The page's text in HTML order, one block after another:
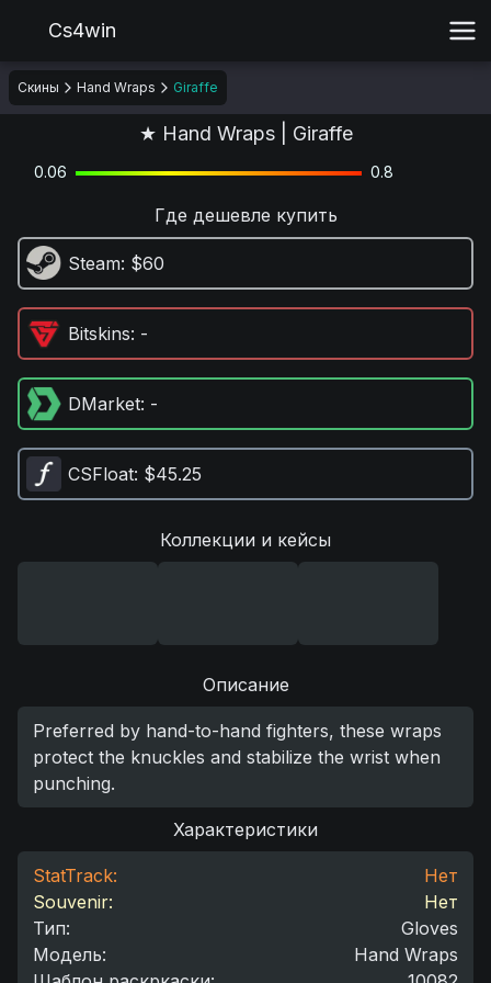
Cs4win
Скины Hand Wraps Giraffe
★ Hand Wraps | Giraffe
0.06 0.8
Где дешевле купить
Steam: $60
Bitskins: -
DMarket: -
CSFloat: $45.25
Коллекции и кейсы
Описание
Preferred by hand-to-hand fighters, these wraps
protect the knuckles and stabilize the wrist when
punching.
Характеристики
StatTrack:
Нет
Souvenir:
Нет
Тип:
Gloves
Модель:
Hand Wraps